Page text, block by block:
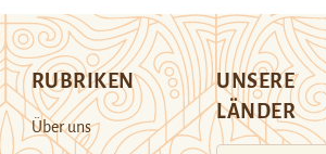
RUBRIKEN
Über uns
UNSERE
LÄNDER